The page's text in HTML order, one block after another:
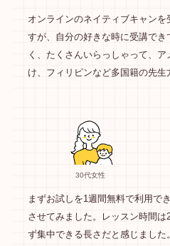
オンラインのネイティブキャン
すが、自分の好きな時に受講で
く、たくさんいらっしゃって、
け、フィリピンなど多国籍の先生
30代女性
まずお試しを1週間無料で利用で
させてみました。レッスン時間
ず集中できる長さだと感じました